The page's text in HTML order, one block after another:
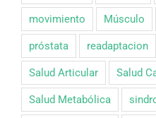
movimiento Músculo
próstata readaptacion
Salud Articular Salud
Salud Metabólica